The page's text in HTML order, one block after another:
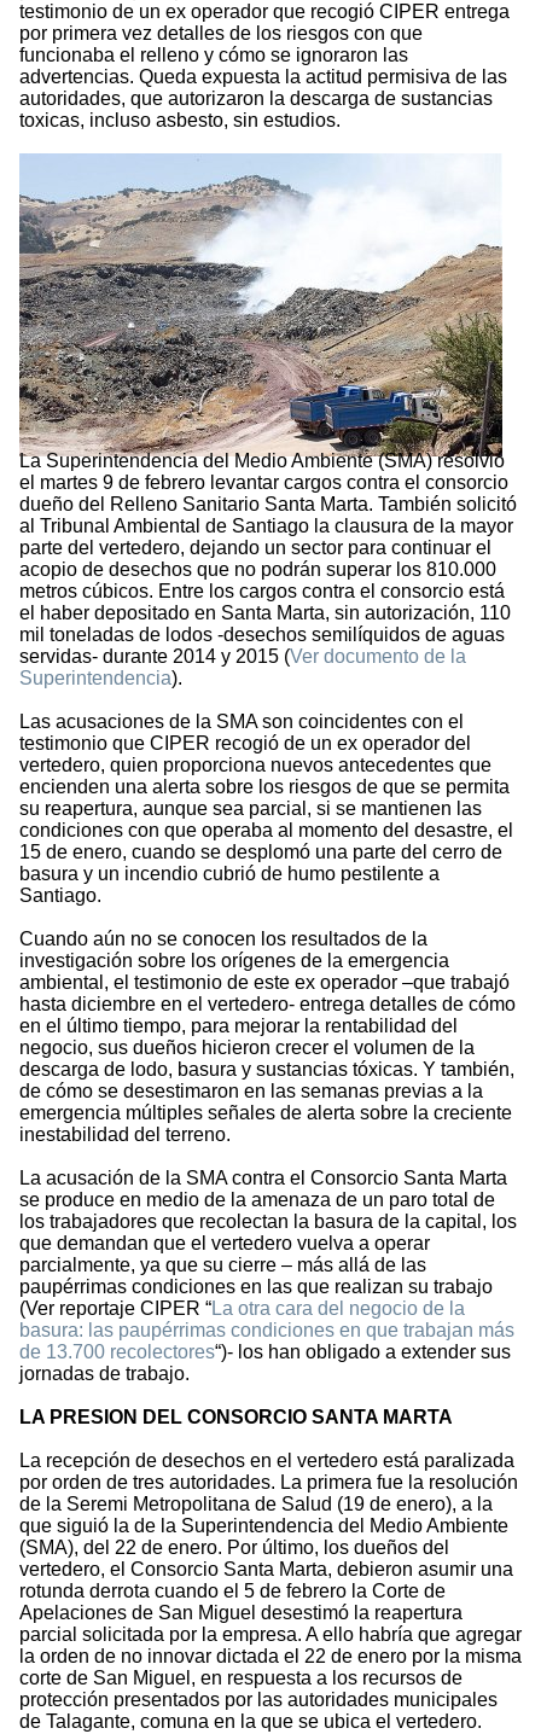
testimonio de un ex operador que recogió CIPER entrega
por primera vez detalles de los riesgos con que
funcionaba el relleno y cómo se ignoraron las
advertencias. Queda expuesta la actitud permisiva de las
autoridades, que autorizaron la descarga de sustancias
toxicas, incluso asbesto, sin estudios.
La Superintendencia del Medio Ambiente (SMA) resolvió
el martes 9 de febrero levantar cargos contra el consorcio
dueño del Relleno Sanitario Santa Marta. También solicitó
al Tribunal Ambiental de Santiago la clausura de la mayor
parte del vertedero, dejando un sector para continuar el
acopio de desechos que no podrán superar los 810.000
metros cúbicos. Entre los cargos contra el consorcio está
el haber depositado en Santa Marta, sin autorización, 110
mil toneladas de lodos -desechos semilíquidos de aguas
servidas- durante 2014 y 2015 (Ver documento de la
Superintendencia).
Las acusaciones de la SMA son coincidentes con el
testimonio que CIPER recogió de un ex operador del
vertedero, quien proporciona nuevos antecedentes que
encienden una alerta sobre los riesgos de que se permita
su reapertura, aunque sea parcial, si se mantienen las
condiciones con que operaba al momento del desastre, el
15 de enero, cuando se desplomó una parte del cerro de
basura y un incendio cubrió de humo pestilente a
Santiago.
Cuando aún no se conocen los resultados de la
investigación sobre los orígenes de la emergencia
ambiental, el testimonio de este ex operador –que trabajó
hasta diciembre en el vertedero- entrega detalles de cómo
en el último tiempo, para mejorar la rentabilidad del
negocio, sus dueños hicieron crecer el volumen de la
descarga de lodo, basura y sustancias tóxicas. Y también,
de cómo se desestimaron en las semanas previas a la
emergencia múltiples señales de alerta sobre la creciente
inestabilidad del terreno.
La acusación de la SMA contra el Consorcio Santa Marta
se produce en medio de la amenaza de un paro total de
los trabajadores que recolectan la basura de la capital, los
que demandan que el vertedero vuelva a operar
parcialmente, ya que su cierre – más allá de las
paupérrimas condiciones en las que realizan su trabajo
(Ver reportaje CIPER “La otra cara del negocio de la
basura: las paupérrimas condiciones en que trabajan más
de 13.700 recolectores“)- los han obligado a extender sus
jornadas de trabajo.
LA PRESION DEL CONSORCIO SANTA MARTA
La recepción de desechos en el vertedero está paralizada
por orden de tres autoridades. La primera fue la resolución
de la Seremi Metropolitana de Salud (19 de enero), a la
que siguió la de la Superintendencia del Medio Ambiente
(SMA), del 22 de enero. Por último, los dueños del
vertedero, el Consorcio Santa Marta, debieron asumir una
rotunda derrota cuando el 5 de febrero la Corte de
Apelaciones de San Miguel desestimó la reapertura
parcial solicitada por la empresa. A ello habría que agregar
la orden de no innovar dictada el 22 de enero por la misma
corte de San Miguel, en respuesta a los recursos de
protección presentados por las autoridades municipales
de Talagante, comuna en la que se ubica el vertedero.